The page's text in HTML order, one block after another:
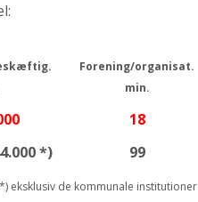
Forening/organisat.
min.
18
*) 99
eksklusiv de kommunale institutioner